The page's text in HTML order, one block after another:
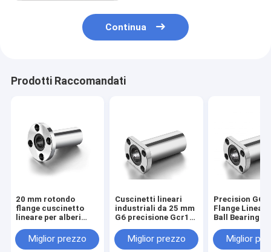
Continua
Prodotti Raccomandati
20 mm rotondo
flange cuscinetto
lineare per alberi
anticorrosivo
Miglior prezzo
Cuscinetti lineari
industriali da 25 mm
G6 precisione Gcr15
supporto in nylon per
macchine
Miglior prezzo
Precision G6
Flange Linear
Ball Bearing
stampante 3D
ceramica
Miglior